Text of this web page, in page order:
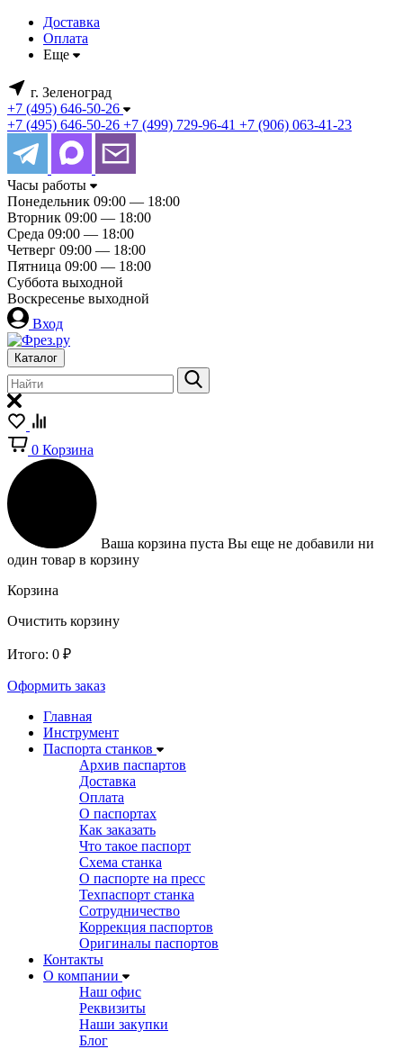
Доставка
Оплата
Еще
г. Зеленоград
+7 (495) 646-50-26
+7 (495) 646-50-26 +7 (499) 729-96-41 +7 (906) 063-41-23
Часы работы
Понедельник 09:00 — 18:00
Вторник 09:00 — 18:00
Среда 09:00 — 18:00
Четверг 09:00 — 18:00
Пятница 09:00 — 18:00
Суббота выходной
Воскресенье выходной
Вход
Каталог
0 Корзина
Ваша корзина пуста Вы еще не добавили ни
один товар в корзину
Корзина
Очистить корзину
Итого: 0 ₽
Оформить заказ
Главная
Инструмент
Паспорта станков
Архив паспартов
Доставка
Оплата
О паспортах
Как заказать
Что такое паспорт
Схема станка
О паспорте на пресс
Техпаспорт станка
Сотрудничество
Коррекция паспортов
Оригиналы паспортов
Контакты
О компании
Наш офис
Реквизиты
Наши закупки
Блог